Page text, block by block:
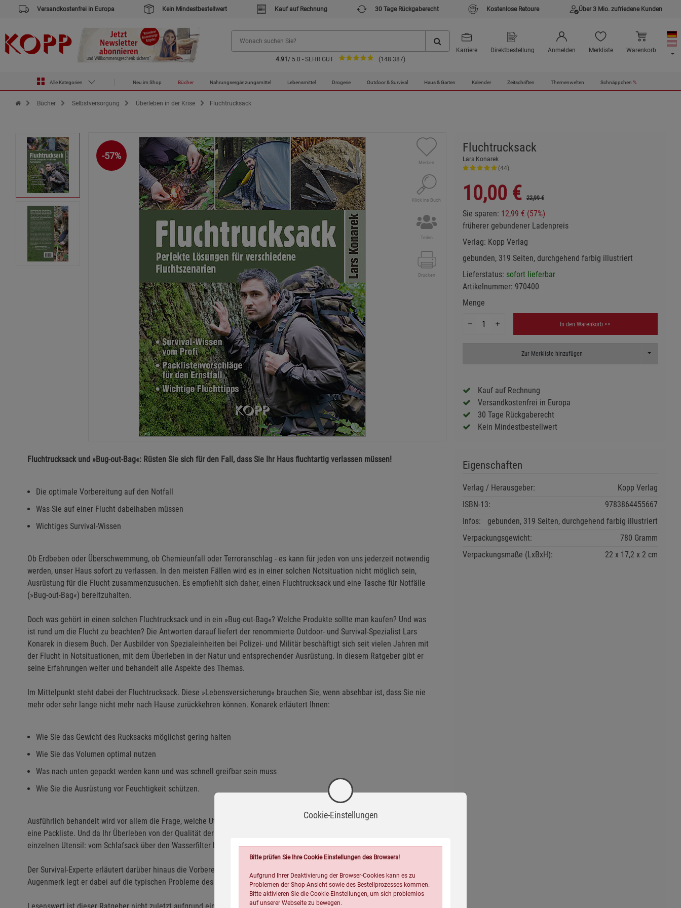
Versandkostenfrei in Europa Kein Mindestbestellwert Kauf auf Rechnung 30 Tage Rückgaberecht Kostenlose Retoure Über 3 Mio. zufriedene Kunden
4.91 / 5.0 - SEHR GUT (148.387)
Karriere Direktbestellung Anmelden Merkliste Warenkorb
Alle Kategorien Neu im Shop Bücher Nahrungsergänzungsmittel Lebensmittel Drogerie Outdoor & Survival Haus & Garten Kalender Zeitschriften Themenwelten Schnäppchen %
Zur Startseite des Kopp Verlag Online-Shop
Bücher Selbstversorgung Überleben in der Krise Fluchtrucksack
-57%
Merken
Klick ins Buch
Teilen
Drucken
Fluchtrucksack
Lars Konarek
(44)
10,00 € 22,99 €
Sie sparen: 12,99 € (57%)
früherer gebundener Ladenpreis
Verlag: Kopp Verlag
gebunden, 319 Seiten, durchgehend farbig illustriert
Lieferstatus: sofort lieferbar
Artikelnummer: 970400
Menge
In den Warenkorb >>
Zur Merkliste hinzufügen Toggle
Kauf auf Rechnung
Versandkostenfrei in Europa
30 Tage Rückgaberecht
Kein Mindestbestellwert
Fluchtrucksack und »Bug-out-Bag«: Rüsten Sie sich für den Fall, dass Sie Ihr Haus fluchtartig verlassen müssen!
Die optimale Vorbereitung auf den Notfall
Was Sie auf einer Flucht dabeihaben müssen
Wichtiges Survival-Wissen
Ob Erdbeben oder Überschwemmung, ob Chemieunfall oder Terroranschlag - es kann für jeden von uns jederzeit notwendig
werden, unser Haus sofort zu verlassen. In den meisten Fällen wird es in einer solchen Notsituation nicht möglich sein,
Ausrüstung für die Flucht zusammenzusuchen. Es empfiehlt sich daher, einen Fluchtrucksack und eine Tasche für Notfälle
(»Bug-out-Bag«) bereitzuhalten.
Doch was gehört in einen solchen Fluchtrucksack und in ein »Bug-out-Bag«? Welche Produkte sollte man kaufen? Und was
ist rund um die Flucht zu beachten? Die Antworten darauf liefert der renommierte Outdoor- und Survival-Spezialist Lars
Konarek in diesem Buch. Der Ausbilder von Spezialeinheiten bei Polizei- und Militär beschäftigt sich seit vielen Jahren mit
der Flucht in Notsituationen, mit dem Überleben in der Natur und entsprechender Ausrüstung. In diesem Ratgeber gibt er
seine Erfahrungen weiter und behandelt alle Aspekte des Themas.
Im Mittelpunkt steht dabei der Fluchtrucksack. Diese »Lebensversicherung« brauchen Sie, wenn absehbar ist, dass Sie nie
mehr oder sehr lange nicht mehr nach Hause zurückkehren können. Konarek erläutert Ihnen:
Wie Sie das Gewicht des Rucksacks möglichst gering halten
Wie Sie das Volumen optimal nutzen
Was nach unten gepackt werden kann und was schnell greifbar sein muss
Wie Sie die Ausrüstung vor Feuchtigkeit schützen.
Ausführlich behandelt wird vor allem die Frage, welche Utensilien in den Rucksack gehören. Lars Konarek bietet Ihnen dazu
eine Packliste. Und da Ihr Überleben von der Qualität der Ausrüstung abhängt, befasst er sich detailliert mit jedem
einzelnen Utensil: vom Schlafsack über den Wasserfilter bis hin zum Taschenmesser.
Der Survival-Experte erläutert darüber hinaus die Vorbereitung und die einzelnen Phasen einer Flucht. Ein besonderes
Augenmerk legt er dabei auf die typischen Probleme des Aufenthalts im Freien.
Eigenschaften
Verlag / Herausgeber:
Kopp Verlag
ISBN-13:
9783864455667
Infos:
gebunden, 319 Seiten, durchgehend farbig illustriert
Verpackungsgewicht:
780 Gramm
Verpackungsmaße (LxBxH):
22 17,2 2cm
Cookie-Einstellungen
Bitte prüfen Sie Ihre Cookie Einstellungen des Browsers!
Aufgrund Ihrer Deaktivierung der Browser-Cookies kann es zu
Problemen der Shop-Ansicht sowie des Bestellprozesses kommen.
Bitte aktivieren Sie die Cookie-Einstellungen, um sich problemlos
auf unserer Webseite zu bewegen.